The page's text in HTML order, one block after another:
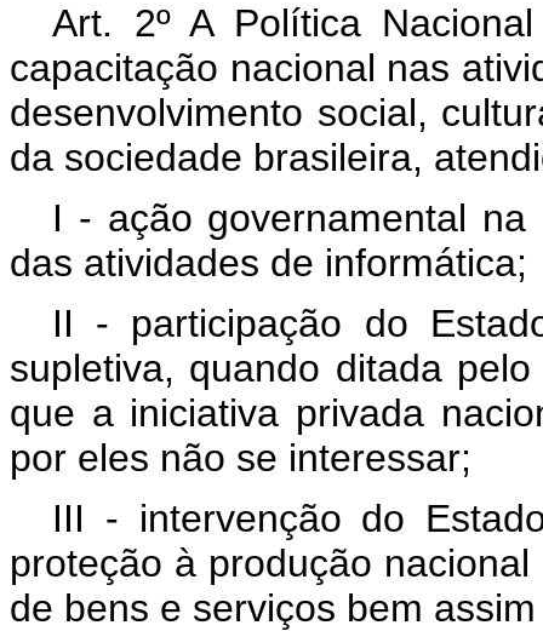
Art. 2º A Política
capacitação nacional nas
desenvolvimento social,
da sociedade brasileira,
I - ação governamental
das atividades de informática;
II - participação do
supletiva, quando ditada
que a iniciativa privada
por eles não se interessar;
III - intervenção do
proteção à produção
de bens e serviços bem